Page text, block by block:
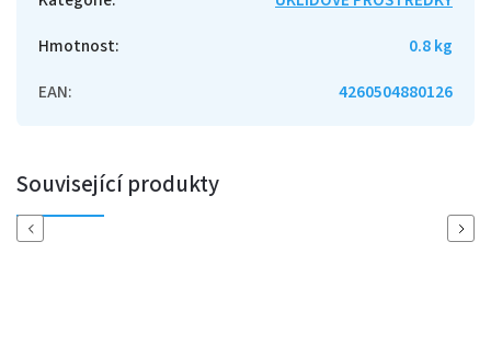
Hmotnost:
0.8 kg
EAN: 4260504880126
Související produkty
Previous Next